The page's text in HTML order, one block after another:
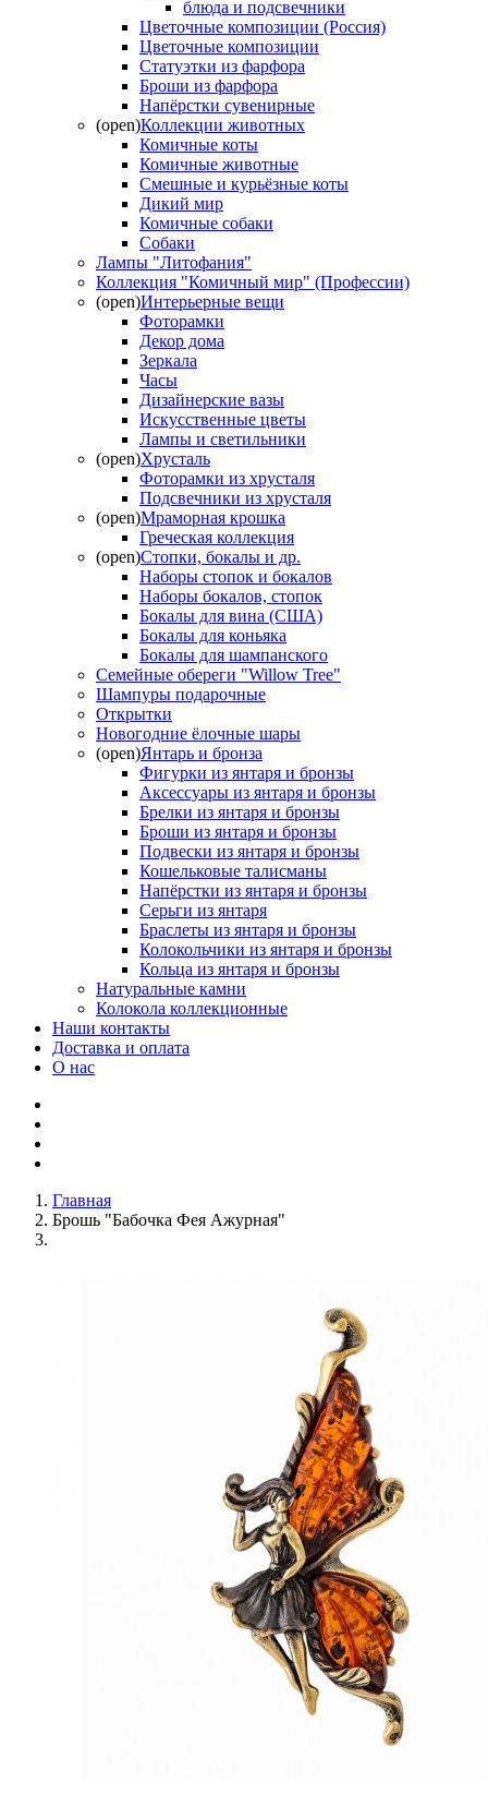
блюда и подсвечники
Цветочные композиции (Россия)
Цветочные композиции
Статуэтки из фарфора
Броши из фарфора
Напёрстки сувенирные
(open)Коллекции животных
Комичные коты
Комичные животные
Смешные и курьёзные коты
Дикий мир
Комичные собаки
Собаки
Лампы "Литофания"
Коллекция "Комичный мир" (Профессии)
(open)Интерьерные вещи
Фоторамки
Декор дома
Зеркала
Часы
Дизайнерские вазы
Искусственные цветы
Лампы и светильники
(open)Хрусталь
Фоторамки из хрусталя
Подсвечники из хрусталя
(open)Мраморная крошка
Греческая коллекция
(open)Стопки, бокалы и др.
Наборы стопок и бокалов
Наборы бокалов, стопок
Бокалы для вина (США)
Бокалы для коньяка
Бокалы для шампанского
Семейные обереги "Willow Tree"
Шампуры подарочные
Открытки
Новогодние ёлочные шары
(open)Янтарь и бронза
Фигурки из янтаря и бронзы
Аксессуары из янтаря и бронзы
Брелки из янтаря и бронзы
Броши из янтаря и бронзы
Подвески из янтаря и бронзы
Кошельковые талисманы
Напёрстки из янтаря и бронзы
Серьги из янтаря
Браслеты из янтаря и бронзы
Колокольчики из янтаря и бронзы
Кольца из янтаря и бронзы
Натуральные камни
Колокола коллекционные
Наши контакты
Доставка и оплата
О нас
Главная
Брошь "Бабочка Фея Ажурная"